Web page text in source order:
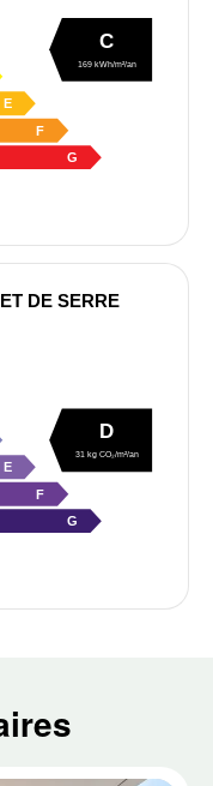
E
F
G
C
169 kWh/m²/an
DE SERRE
E
F
G
D
31 kg CO₂/m²/an